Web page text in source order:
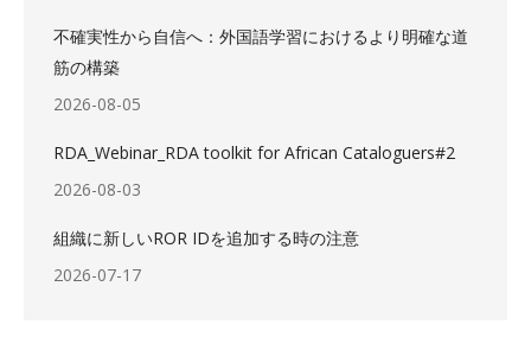
不確実性から自信へ：外国語学習におけるより明確な道
筋の構築
2026-08-05
RDA_Webinar_RDA toolkit for African Cataloguers#2
2026-08-03
組織に新しいROR IDを追加する時の注意
2026-07-17